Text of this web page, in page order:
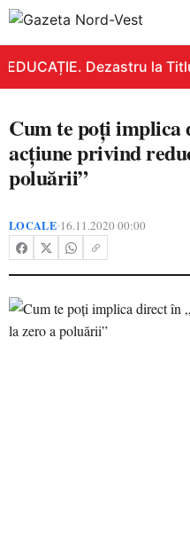
EDUCAȚIE. Dezastru la
Cum te poți implica
acțiune privind
poluării”
LOCALE•16.11.2020 00:00